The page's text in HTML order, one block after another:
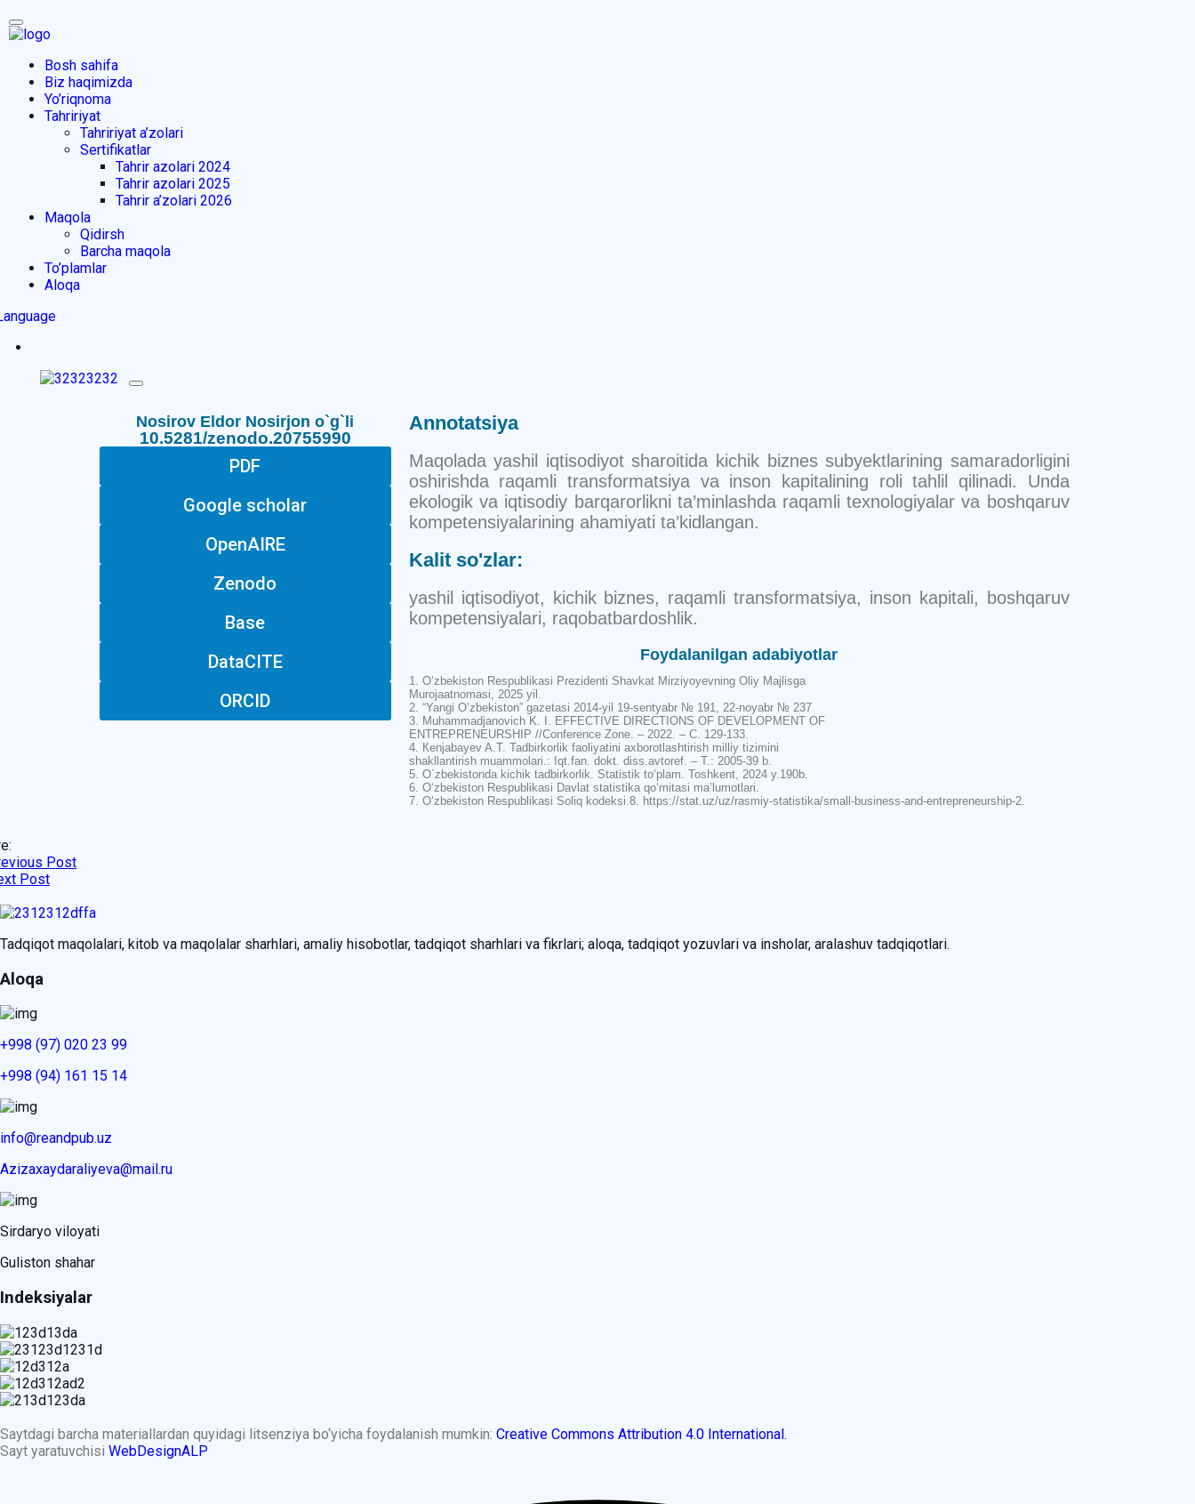
Bosh sahifa
Biz haqimizda
Yo’riqnoma
Tahririyat
Tahririyat a’zolari
Sertifikatlar
Tahrir azolari 2024
Tahrir azolari 2025
Tahrir a’zolari 2026
Maqola
Qidirsh
Barcha maqola
To’plamlar
Aloqa
Nosirov Eldor Nosirjon o`g`li
10.5281/zenodo.20755990
PDF
Google scholar
OpenAIRE
Zenodo
Base
DataCITE
ORCID
Annotatsiya
Maqolada yashil iqtisodiyot sharoitida kichik biznes subyektlarining samaradorligini
oshirishda raqamli transformatsiya va inson kapitalining roli tahlil qilinadi. Unda
ekologik va iqtisodiy barqarorlikni ta’minlashda raqamli texnologiyalar va boshqaruv
kompetensiyalarining ahamiyati ta’kidlangan.
Kalit so'zlar:
yashil iqtisodiyot, kichik biznes, raqamli transformatsiya, inson kapitali, boshqaruv
kompetensiyalari, raqobatbardoshlik.
Foydalanilgan adabiyotlar
1. O‘zbekiston Respublikasi Prezidenti Shavkat Mirziyoyevning Oliy Majlisga
Murojaatnomasi, 2025 yil.
2. “Yangi O’zbekiston” gazetasi 2014-yil 19-sentyabr № 191, 22-noyabr № 237
3. Muhammadjanovich K. I. EFFECTIVE DIRECTIONS OF DEVELOPMENT OF
ENTREPRENEURSHIP //Conference Zone. – 2022. – С. 129-133.
4. Кenjabayev A.T. Tadbirkorlik faoliyatini axborotlashtirish milliy tizimini
shakllantirish muammolari.: Iqt.fan. dokt. diss.avtoref. – T.: 2005-39 b.
5. O`zbekistonda kichik tadbirkorlik. Statistik to‘plam. Toshkent, 2024 y.190b.
6. O‘zbekiston Respublikasi Davlat statistika qo‘mitasi ma’lumotlari.
7. O‘zbekiston Respublikasi Soliq kodeksi.8. https://stat.uz/uz/rasmiy-statistika/small-business-and-entrepreneurship-2.
Post
Post
Tadqiqot maqolalari, kitob va maqolalar sharhlari, amaliy hisobotlar, tadqiqot sharhlari va fikrlari; aloqa, tadqiqot yozuvlari va insholar, aralashuv tadqiqotlari.
Aloqa
+998 (97) 020 23 99
+998 (94) 161 15 14
info@reandpub.uz
Azizaxaydaraliyeva@mail.ru
Sirdaryo viloyati
Guliston shahar
Indeksiyalar
Saytdagi barcha materiallardan quyidagi litsenziya bo‘yicha foydalanish mumkin: Creative Commons Attribution 4.0 International.
Sayt yaratuvchisi WebDesignALP